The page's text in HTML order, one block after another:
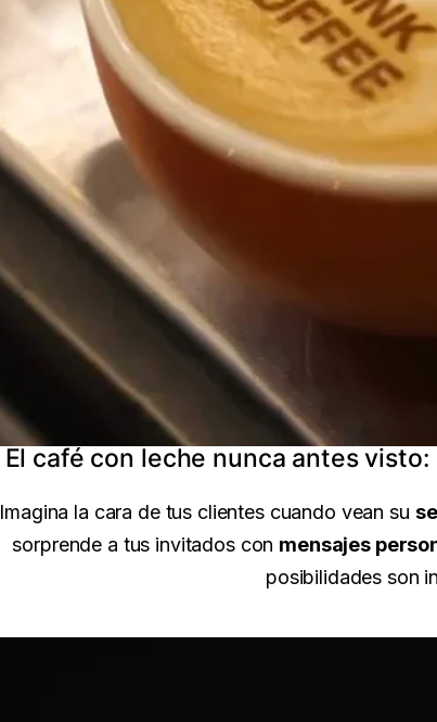
El café con leche nunca antes visto:
Imagina la cara de tus clientes cuando vean su
sorprende a tus invitados con mensajes
posibilidades son